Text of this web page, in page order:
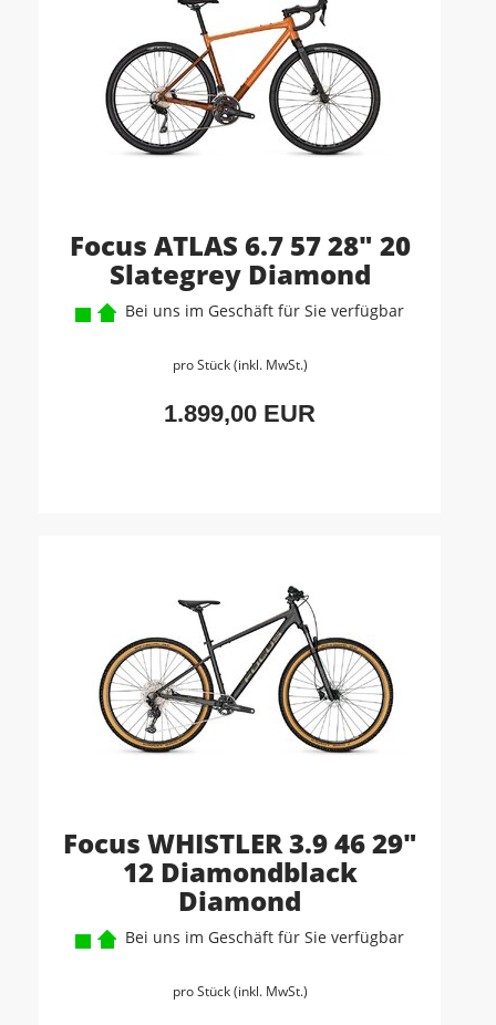
Focus ATLAS 6.7 57 28" 20
Slategrey Diamond
Bei uns im Geschäft für Sie verfügbar
pro Stück (inkl. MwSt.)
1.899,00 EUR
Focus WHISTLER 3.9 46 29"
12 Diamondblack
Diamond
Bei uns im Geschäft für Sie verfügbar
pro Stück (inkl. MwSt.)